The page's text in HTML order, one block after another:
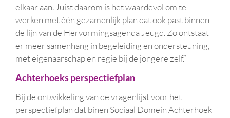
elkaar aan. Juist daarom is het waardevol om te
werken met één gezamenlijk plan dat ook past binnen
de lijn van de Hervormingsagenda Jeugd. Zo ontstaat
er meer samenhang in begeleiding en ondersteuning,
met eigenaarschap en regie bij de jongere zelf.”
Achterhoeks perspectiefplan
Bij de ontwikkeling van de vragenlijst voor het
perspectiefplan dat binen Sociaal Domein Achterhoek